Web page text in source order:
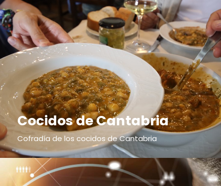
Cocidos de Cantabria
Cofradía de los cocidos de Cantabria